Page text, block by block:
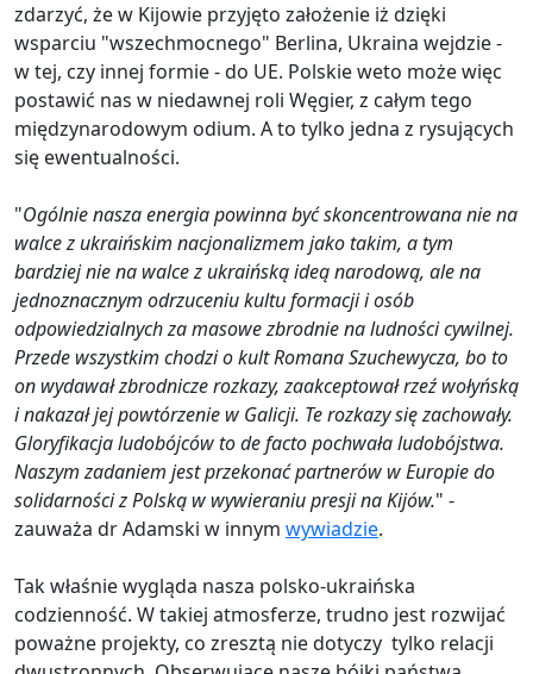
zdarzyć, że w Kijowie przyjęto założenie iż dzięki
wsparciu "wszechmocnego" Berlina, Ukraina wejdzie -
w tej, czy innej formie - do UE. Polskie weto może więc
postawić nas w niedawnej roli Węgier, z całym tego
międzynarodowym odium. A to tylko jedna z rysujących
się ewentualności.
"Ogólnie nasza energia powinna być skoncentrowana nie na
walce z ukraińskim nacjonalizmem jako takim, a tym
bardziej nie na walce z ukraińską ideą narodową, ale na
jednoznacznym odrzuceniu kultu formacji i osób
odpowiedzialnych za masowe zbrodnie na ludności cywilnej.
Przede wszystkim chodzi o kult Romana Szuchewycza, bo to
on wydawał zbrodnicze rozkazy, zaakceptował rzeź wołyńską
i nakazał jej powtórzenie w Galicji. Te rozkazy się zachowały.
Gloryfikacja ludobójców to de facto pochwała ludobójstwa.
Naszym zadaniem jest przekonać partnerów w Europie do
solidarności z Polską w wywieraniu presji na Kijów." -
zauważa dr Adamski w innym wywiadzie.
Tak właśnie wygląda nasza polsko-ukraińska
codzienność. W takiej atmosferze, trudno jest rozwijać
poważne projekty, co zresztą nie dotyczy tylko relacji